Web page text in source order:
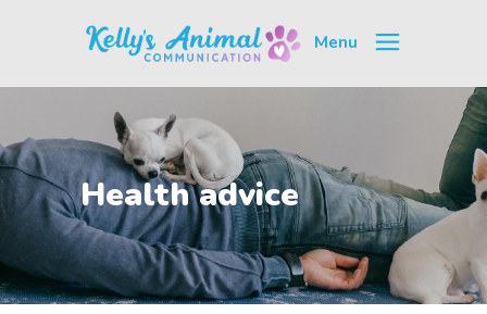
Menu
Health advice